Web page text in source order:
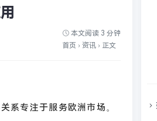
本文阅读 3 分钟
首页 › 资讯 › 正文
系专注于服务欧洲市场。